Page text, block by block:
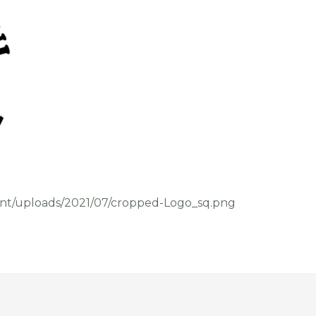
uploads/2021/07/cropped-Logo_sq.png